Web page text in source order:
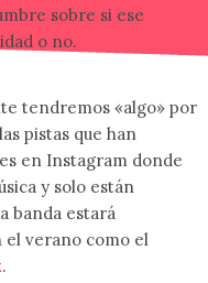
sobre si ese
o no.
tendremos «algo» por
pistas que han
en Instagram donde
y solo están
banda estará
el verano como el
.